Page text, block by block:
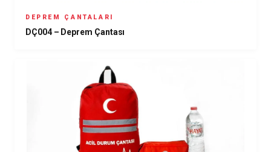
DEPREM ÇANTALARI
DÇ004 – Deprem Çantası